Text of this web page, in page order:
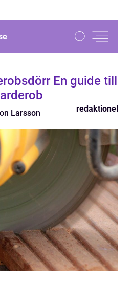
En guide till
Larsson redaktionel